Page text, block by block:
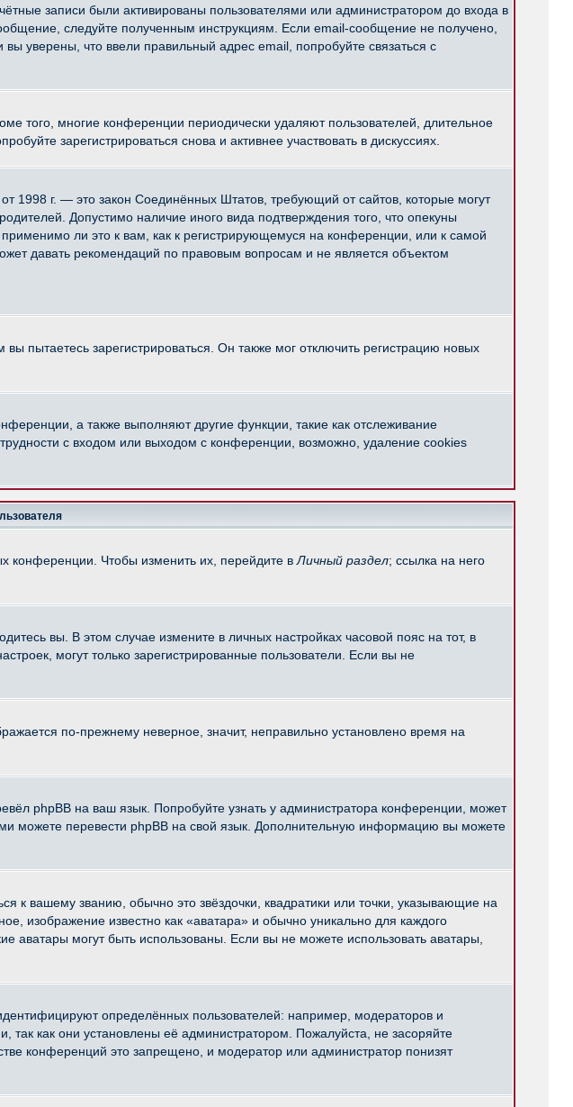
записи были активированы пользователями или администратором до входа в
следуйте полученным инструкциям. Если email-сообщение не получено,
уверены, что ввели правильный адрес email, попробуйте связаться с
того, многие конференции периодически удаляют пользователей, длительное
зарегистрироваться снова и активнее участвовать в дискуссиях.
1998 г. — это закон Соединённых Штатов, требующий от сайтов, которые могут
Допустимо наличие иного вида подтверждения того, что опекуны
ли это к вам, как к регистрирующемуся на конференции, или к самой
давать рекомендаций по правовым вопросам и не является объектом
пытаетесь зарегистрироваться. Он также мог отключить регистрацию новых
а также выполняют другие функции, такие как отслеживание
с входом или выходом с конференции, возможно, удаление cookies
конференции. Чтобы изменить их, перейдите в Личный раздел; ссылка на него
вы. В этом случае измените в личных настройках часовой пояс на тот, в
могут только зарегистрированные пользователи. Если вы не
по-прежнему неверное, значит, неправильно установлено время на
phpBB на ваш язык. Попробуйте узнать у администратора конференции, может
можете перевести phpBB на свой язык. Дополнительную информацию вы можете
к вашему званию, обычно это звёздочки, квадратики или точки, указывающие на
изображение известно как «аватара» и обычно уникально для каждого
аватары могут быть использованы. Если вы не можете использовать аватары,
определённых пользователей: например, модераторов и
как они установлены её администратором. Пожалуйста, не засоряйте
конференций это запрещено, и модератор или администратор понизят